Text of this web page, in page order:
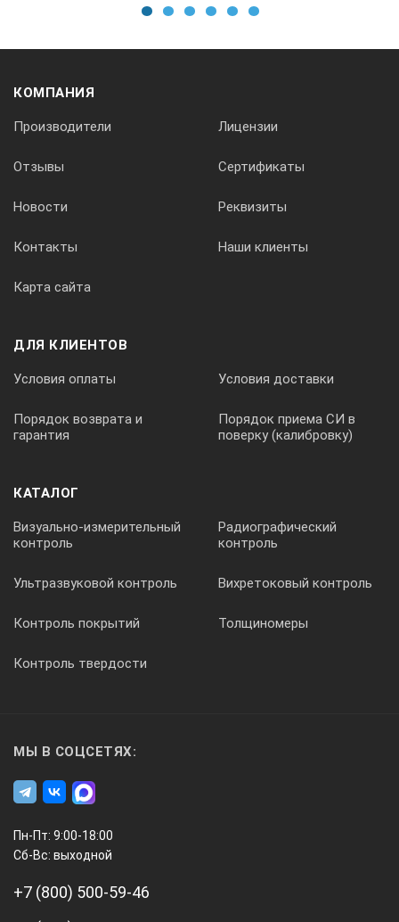
Интуитивно понятный оконный интерфейс со
прибора и результатов контроля.
сохраненных настройках и данных контроля.
УД9812 на монитор ПК в реальном времени.
Системы УД9812 (АСД, ВРЧ, развертка и т.д.)
Одноконтактный интерфейс для считывания
температуры, контроль напряжения и тока
аккумулятора.
Два режима отображения сигналов -
текущего сигнала (используется в сложных
ситуациях различения сигналов от дефектов и
ложных сигналов).
дефектов
КОМПАНИЯ
Производители Лицензии
Отзывы Сертификаты
Новости Реквизиты
Контакты Наши клиенты
Карта сайта
ДЛЯ КЛИЕНТОВ
Условия оплаты Условия доставки
Порядок возврата и
гарантия
Порядок приема СИ в
поверку (калибровку)
КАТАЛОГ
Визуально-измерительный
контроль
Радиографический
контроль
Ультразвуковой контроль Вихретоковый контроль
Контроль покрытий Толщиномеры
Контроль твердости
МЫ В СОЦСЕТЯХ:
Пн-Пт: 9:00-18:00
Сб-Вс: выходной
+7 (800) 500-59-46